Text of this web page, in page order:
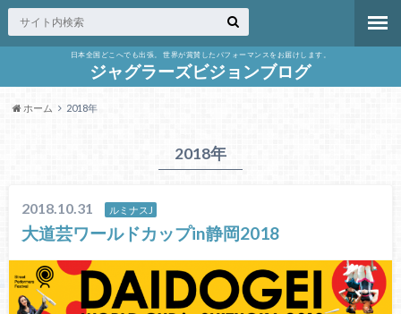
日本全国どこへでも出張。 世界が賞賛したパフォーマンスをお届けします。
ジャグラーズビジョンブログ
ホーム 2018年
2018年
2018.10.31 ルミナスJ
大道芸ワールドカップin静岡2018